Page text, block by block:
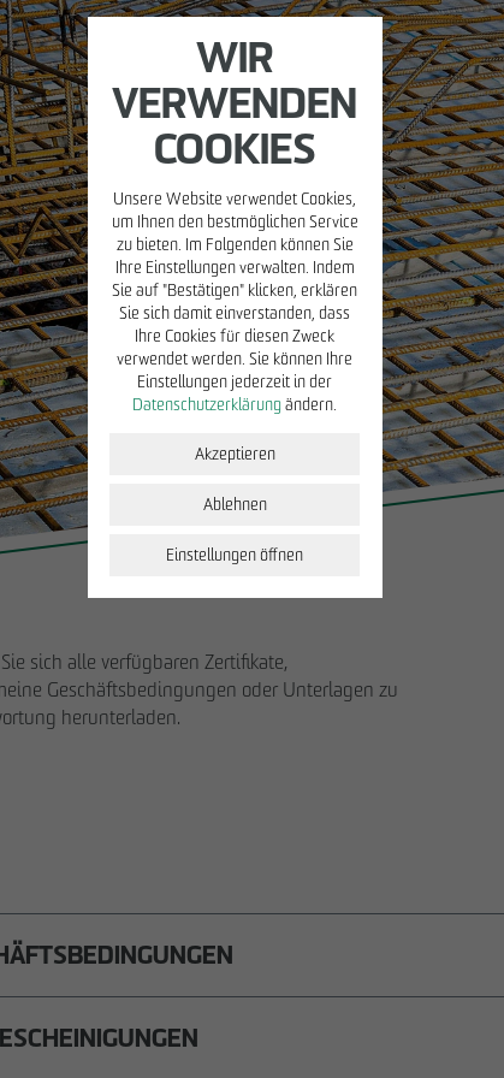
MIETEN/VERWALTEN
Property
Management
Facility
Management
Mieterportal
Immobilien zur
Miete
BETREIBEN
Placemaking
ÖPP
PRESSE
Blog
sich alle verfügbaren Zertifikate,
Geschäftsbedingungen oder Unterlagen zu
herunterladen.
und Werklieferverträge der OTTO WULFF
WIR
VERWENDEN
COOKIES
Unsere Website verwendet Cookies,
um Ihnen den bestmöglichen Service
zu bieten. Im Folgenden können Sie
Ihre Einstellungen verwalten. Indem
Sie auf "Bestätigen" klicken, erklären
Sie sich damit einverstanden, dass
Ihre Cookies für diesen Zweck
verwendet werden. Sie können Ihre
Einstellungen jederzeit in der
Datenschutzerklärung ändern.
Akzeptieren
Ablehnen
Einstellungen öffnen